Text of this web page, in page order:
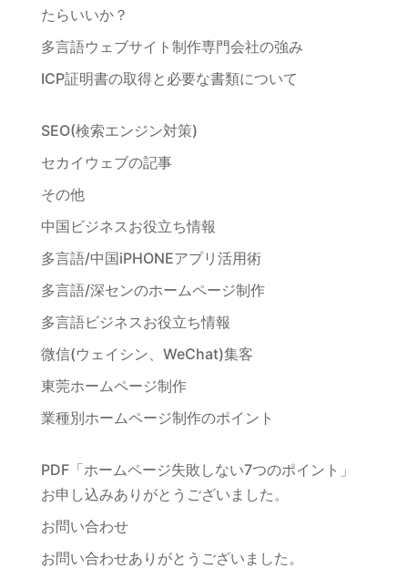
たらいいか？
多言語ウェブサイト制作専門会社の強み
ICP証明書の取得と必要な書類について
SEO(検索エンジン対策)
セカイウェブの記事
その他
中国ビジネスお役立ち情報
多言語/中国iPHONEアプリ活用術
多言語/深センのホームページ制作
多言語ビジネスお役立ち情報
微信(ウェイシン、WeChat)集客
東莞ホームページ制作
業種別ホームページ制作のポイント
PDF「ホームページ失敗しない7つのポイント」
お申し込みありがとうございました。
お問い合わせ
お問い合わせありがとうございました。